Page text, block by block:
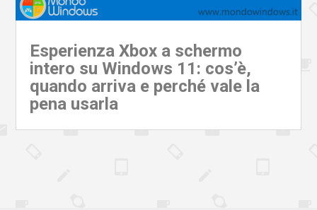
Esperienza Xbox a schermo
intero su Windows 11: cos’è,
quando arriva e perché vale la
pena usarla